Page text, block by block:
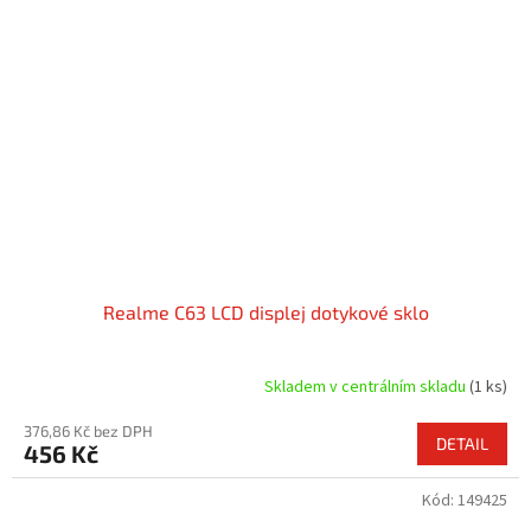
Realme C63 LCD displej dotykové sklo
Skladem v centrálním skladu (1 ks)
376,86 Kč bez DPH
456 Kč DETAIL
Kód: 149425